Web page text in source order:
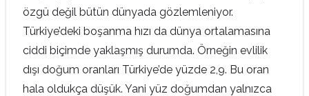
özgü değil bütün dünyada gözlemleniyor.
Türkiye’deki boşanma hızı da dünya ortalamasına
ciddi biçimde yaklaşmış durumda. Örneğin evlilik
dışı doğum oranları Türkiye’de yüzde 2,9. Bu oran
hala oldukça düşük. Yani yüz doğumdan yalnızca